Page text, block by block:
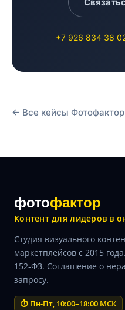
+7 926 834 38
← Все кейсы Фотофактор
фотофактор
Контент для лидеров в
Студия визуального
маркетплейсов с 2015
152-ФЗ. Соглашение о
запросу.
⏱ Пн-Пт, 10:00–18:00 МСК